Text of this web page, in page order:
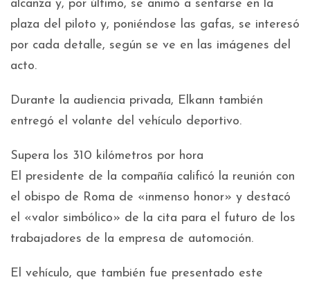
alcanza y, por último, se animó a sentarse en la
plaza del piloto y, poniéndose las gafas, se interesó
por cada detalle, según se ve en las imágenes del
acto.
Durante la audiencia privada, Elkann también
entregó el volante del vehículo deportivo.
Supera los 310 kilómetros por hora
El presidente de la compañía calificó la reunión con
el obispo de Roma de «inmenso honor» y destacó
el «valor simbólico» de la cita para el futuro de los
trabajadores de la empresa de automoción.
El vehículo, que también fue presentado este